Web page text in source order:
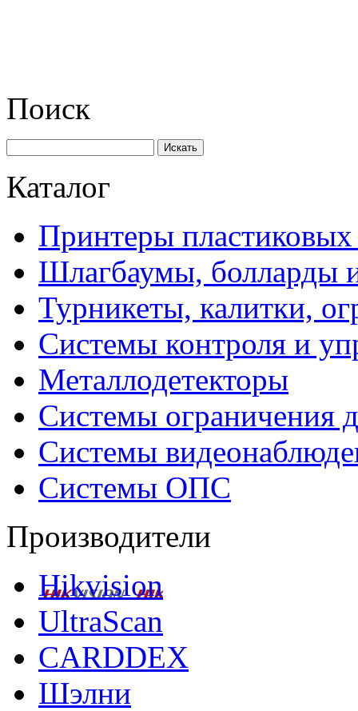
Поиск
Искать
Каталог
Принтеры пластиковых
Шлагбаумы, болларды
Турникеты, калитки,
Системы контроля и
Металлодетекторы
Системы ограничения
Системы
Системы ОПС
Производители
Hikvision
UltraScan
CARDDEX
Шэлни